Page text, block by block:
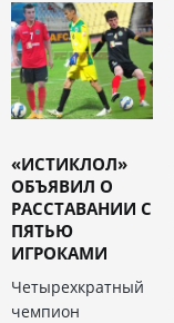
«ИСТИКЛОЛ»
ОБЪЯВИЛ О
РАССТАВАНИИ С
ПЯТЬЮ
ИГРОКАМИ
Четырехкратный
чемпион